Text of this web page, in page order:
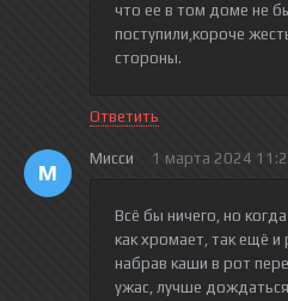
что ее в том доме не
поступили,короче
стороны.
Ответить
М
Мисси 1 марта 2024
Всё бы ничего, но
как хромает, так ещё и
набрав каши в рот
ужас, лучше